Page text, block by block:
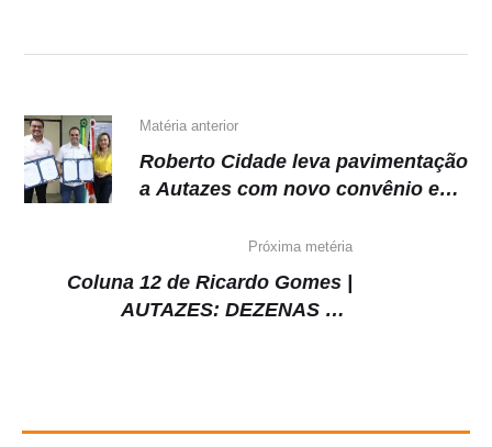
p
o
k
m n
Matéria anterior
Roberto Cidade leva pavimentação
a Autazes com novo convênio e
Próxima metéria
Coluna 12 de Ricardo Gomes |
AUTAZES: DEZENAS DE